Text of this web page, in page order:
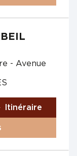
- Avenue
Itinéraire